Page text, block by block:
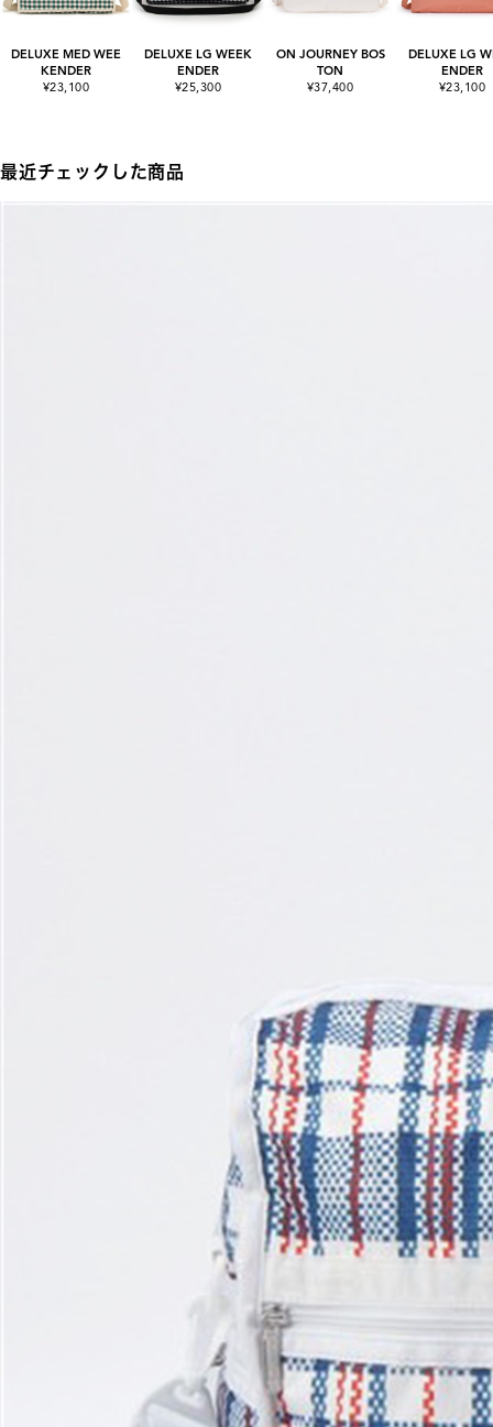
DELUXE MED WEE
KENDER
¥23,100
DELUXE LG WEEK
ENDER
¥25,300
ON JOURNEY BOS
TON
¥37,400
DELUXE LG
ENDER
¥23,100
最近チェックした商品